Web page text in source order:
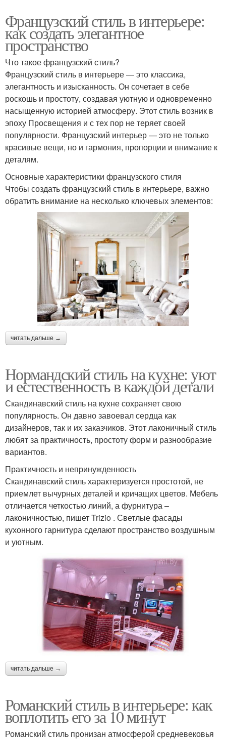
Французский стиль в интерьере:
как создать элегантное
пространство
Что такое французский стиль?
Французский стиль в интерьере — это классика,
элегантность и изысканность. Он сочетает в себе
роскошь и простоту, создавая уютную и одновременно
насыщенную историей атмосферу. Этот стиль возник в
эпоху Просвещения и с тех пор не теряет своей
популярности. Французский интерьер — это не только
красивые вещи, но и гармония, пропорции и внимание к
деталям.
Основные характеристики французского стиля
Чтобы создать французский стиль в интерьере, важно
обратить внимание на несколько ключевых элементов:
читать дальше →
Нормандский стиль на кухне: уют
и естественность в каждой детали
Скандинавский стиль на кухне сохраняет свою
популярность. Он давно завоевал сердца как
дизайнеров, так и их заказчиков. Этот лаконичный стиль
любят за практичность, простоту форм и разнообразие
вариантов.
Практичность и непринужденность
Скандинавский стиль характеризуется простотой, не
приемлет вычурных деталей и кричащих цветов. Мебель
отличается четкостью линий, а фурнитура –
лаконичностью, пишет Trizio . Светлые фасады
кухонного гарнитура сделают пространство воздушным
и уютным.
читать дальше →
Романский стиль в интерьере: как
воплотить его за 10 минут
Романский стиль пронизан атмосферой средневековья